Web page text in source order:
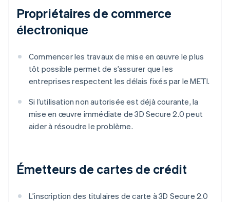
Propriétaires de commerce
électronique
Commencer les travaux de mise en œuvre le plus
tôt possible permet de s’assurer que les
entreprises respectent les délais fixés par le METI.
Si l’utilisation non autorisée est déjà courante, la
mise en œuvre immédiate de 3D Secure 2.0 peut
aider à résoudre le problème.
Émetteurs de cartes de crédit
L’inscription des titulaires de carte à 3D Secure 2.0